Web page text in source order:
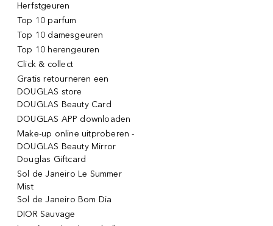
Herfstgeuren
Top 10 parfum
Top 10 damesgeuren
Top 10 herengeuren
Click & collect
Gratis retourneren een
DOUGLAS store
DOUGLAS Beauty Card
DOUGLAS APP downloaden
Make-up online uitproberen -
DOUGLAS Beauty Mirror
Douglas Giftcard
Sol de Janeiro Le Summer
Mist
Sol de Janeiro Bom Dia
DIOR Sauvage